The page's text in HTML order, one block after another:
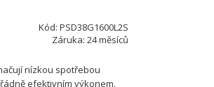
Kód: PSD38G1600L2S
Záruka: 24 měsíců
nízkou spotřebou
efektivním výkonem.